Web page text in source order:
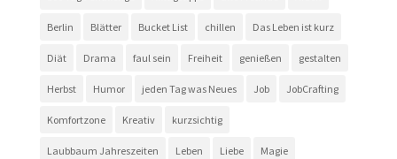
Berlin Blätter Bucket List chillen Das Leben ist kurz
Diät Drama faul sein Freiheit genießen gestalten
Herbst Humor jeden Tag was Neues Job JobCrafting
Komfortzone Kreativ kurzsichtig
Laubbaum Jahreszeiten Leben Liebe Magie